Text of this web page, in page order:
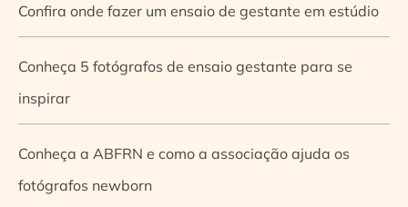
Confira onde fazer um ensaio de gestante em estúdio
Conheça 5 fotógrafos de ensaio gestante para se
inspirar
Conheça a ABFRN e como a associação ajuda os
fotógrafos newborn